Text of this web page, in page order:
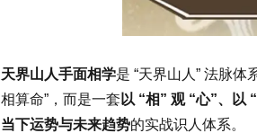
天界山人手面相学是 “天界山人” 法脉体
相算命”，而是一套 以 “相” 观 “心”、以
当下运势与未来趋势的实战识人体系。